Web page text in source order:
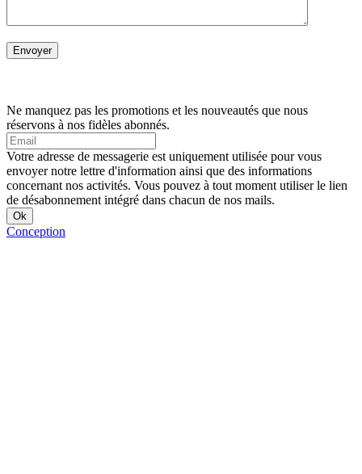
Ne manquez pas les promotions et les nouveautés que nous
réservons à nos fidèles abonnés.
Votre adresse de messagerie est uniquement utilisée pour vous
envoyer notre lettre d'information ainsi que des informations
concernant nos activités. Vous pouvez à tout moment utiliser le lien
de désabonnement intégré dans chacun de nos mails.
Conception